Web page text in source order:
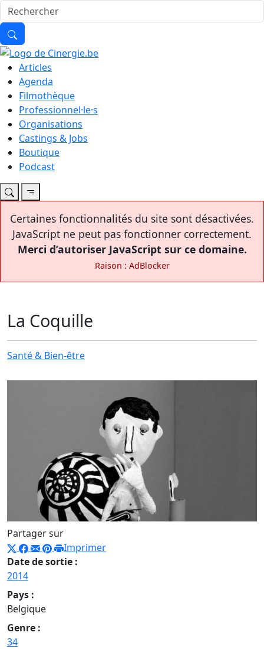
Articles
Agenda
Filmothèque
Professionnel·le·s
Organisations
Castings & Jobs
Boutique
Podcast
Certaines fonctionnalités du site sont désactivées.
JavaScript ne peut pas fonctionner correctement.
Merci d’autoriser JavaScript sur ce domaine.
Raison : AdBlocker
La Coquille
Santé & Bien-être
Partager sur
Imprimer
Date de sortie :
2014
Pays :
Belgique
Genre :
34